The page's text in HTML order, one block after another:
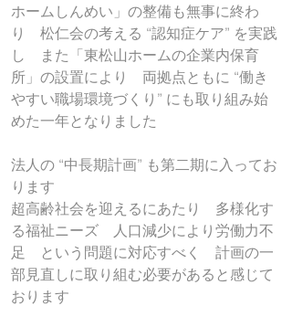
ホームしんめい」の整備も無事に終わ
り　松仁会の考える “認知症ケア” を実践
し　また「東松山ホームの企業内保育
所」の設置により　両拠点ともに “働き
やすい職場環境づくり” にも取り組み始
めた一年となりました
法人の “中長期計画” も第二期に入ってお
ります
超高齢社会を迎えるにあたり　多様化す
る福祉ニーズ　人口減少により労働力不
足　という問題に対応すべく　計画の一
部見直しに取り組む必要があると感じて
おります